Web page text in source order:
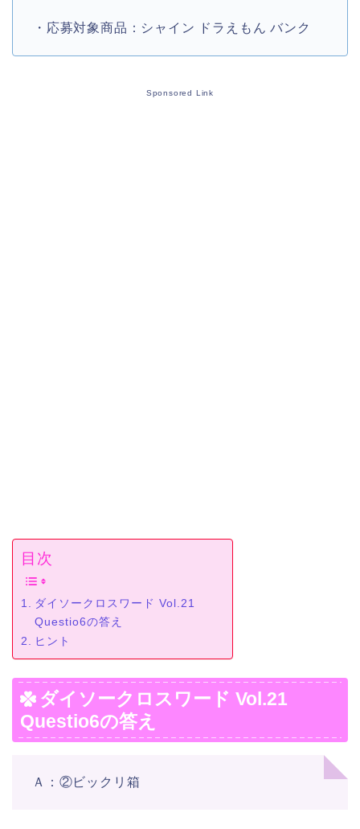
・応募対象商品：シャイン ドラえもん バンク
Sponsored Link
目次
ダイソークロスワード Vol.21
Questio6の答え
ヒント
ダイソークロスワード Vol.21
Questio6の答え
Ａ：②ビックリ箱